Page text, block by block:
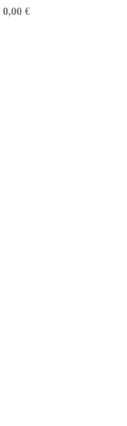
0,00 €